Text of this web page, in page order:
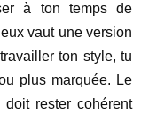
à ton temps de
vaut une version
ton style, tu
plus marquée. Le
rester cohérent